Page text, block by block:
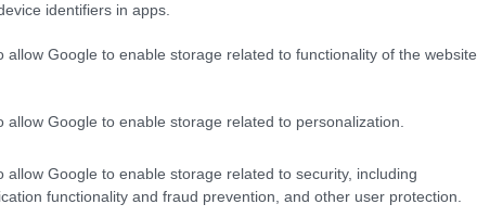
identifiers in apps.
allow Google to enable storage related to functionality of the website
allow Google to enable storage related to personalization.
allow Google to enable storage related to security, including
functionality and fraud prevention, and other user protection.
kvarenja poput: